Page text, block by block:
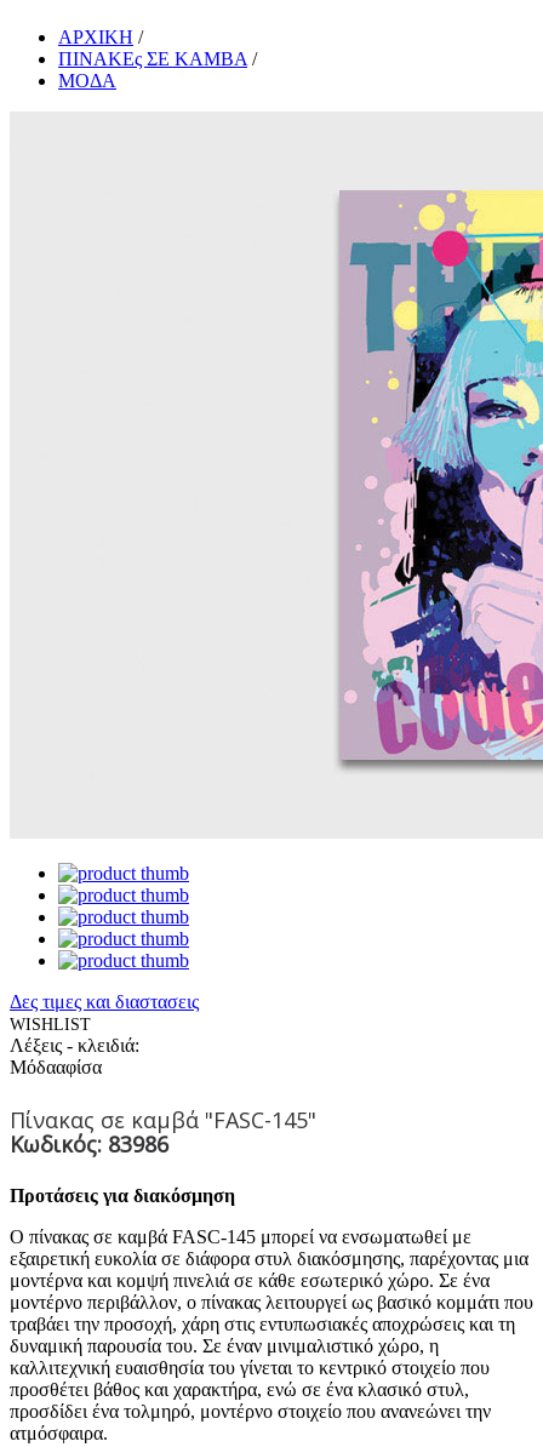
ΑΡΧΙΚΗ /
ΠΙΝΑΚΕς ΣΕ ΚΑΜΒΑ /
ΜΟΔΑ
Δες τιμες και διαστασεις
WISHLIST
Λέξεις - κλειδιά:
Μόδααφίσα
Πίνακας σε καμβά "FASC-145"
Κωδικός: 83986
Προτάσεις για διακόσμηση
Ο πίνακας σε καμβά FASC-145 μπορεί να ενσωματωθεί με
εξαιρετική ευκολία σε διάφορα στυλ διακόσμησης, παρέχοντας μια
μοντέρνα και κομψή πινελιά σε κάθε εσωτερικό χώρο. Σε ένα
μοντέρνο περιβάλλον, ο πίνακας λειτουργεί ως βασικό κομμάτι που
τραβάει την προσοχή, χάρη στις εντυπωσιακές αποχρώσεις και τη
δυναμική παρουσία του. Σε έναν μινιμαλιστικό χώρο, η
καλλιτεχνική ευαισθησία του γίνεται το κεντρικό στοιχείο που
προσθέτει βάθος και χαρακτήρα, ενώ σε ένα κλασικό στυλ,
προσδίδει ένα τολμηρό, μοντέρνο στοιχείο που ανανεώνει την
ατμόσφαιρα.